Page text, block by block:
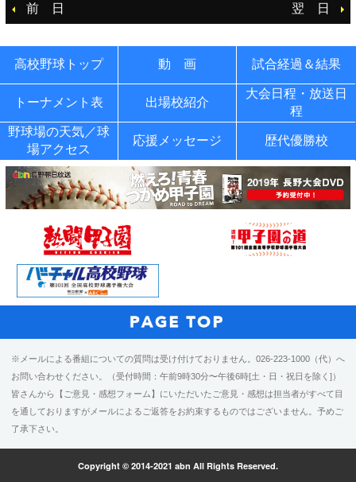
前 日 翌 日
高校野球トップ 動 画 試合経過＆結果
トーナメント表 出場校紹介
大会日程・放送日
程
野球場の天気／球
場アクセス
応援メッセージ 歴代優勝校
※メールによる番組についての質問は受け付けておりません。026-223-1000（代）へ
お問い合わせください。（受付時間：午前9時30分〜午後6時[土・日・祝日を除く]）
皆さんから【ご意見・感想フォーム】にいただいたご意見・感想は担当者がすべて目
を通しておりますがメールによるご返答をお約束するものではございません。予めご
了承下さい。
Copyright © 2014-2021 abn All Rights Reserved.